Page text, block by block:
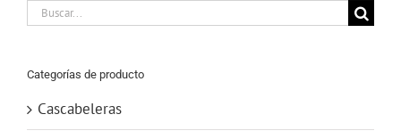
Buscar:
Categorías de producto
Cascabeleras